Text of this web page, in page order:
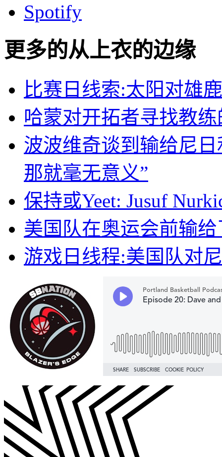
Spotify
更多的从上衣的边缘
比赛日线索:太阳对雄
哈蒙对开拓者寻找教
波波维奇谈到输给尼
那就毫无意义”
保持或Yeet: Jusuf
美国队在奥运会前输
游戏日线程:美国队对